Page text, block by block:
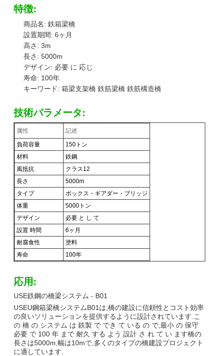
特徴:
商品名: 鉄箱梁橋
設置期間: 6ヶ月
高さ: 3m
長さ: 5000m
デザイン: 必要 に 応じ
寿命: 100年
キーワード: 箱梁支架橋 鉄筋梁橋 鉄筋構造橋
技術パラメータ:
属性
記述
負荷容量
150トン
材料
鉄鋼
風抵抗
クラス12
長さ
5000m
タイプ
ボックス・ギアダー・ブリッジ
体重
5000トン
デザイン
必要 と し て
設置 時間
6ヶ月
耐腐食性
塗料
寿命
100年
応用:
USE鉄鋼の橋梁システム - B01
USEU鋼箱梁橋システムB01は,橋の建設に信頼性とコスト効率
の良いソリューションを提供するように設計されています.こ
の 橋 の システム は 鉄製 で でき て いる の で,最小 の 保守
必要 で 100 年 まで 耐久 する よう 設計 さ れ て い ます橋の
長さは5000m,幅は10mで,多くのタイプの橋建設プロジェクト
に適しています.